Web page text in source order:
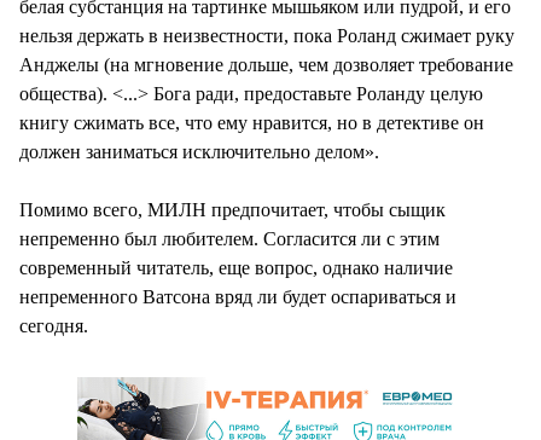
белая субстанция на тартинке мышьяком или пудрой, и его
нельзя держать в неизвестности, пока Роланд сжимает руку
Анджелы (на мгновение дольше, чем дозволяет требование
общества). <...> Бога ради, предоставьте Роланду целую
книгу сжимать все, что ему нравится, но в детективе он
должен заниматься исключительно делом».
Помимо всего, МИЛН предпочитает, чтобы сыщик
непременно был любителем. Согласится ли с этим
современный читатель, еще вопрос, однако наличие
непременного Ватсона вряд ли будет оспариваться и
сегодня.